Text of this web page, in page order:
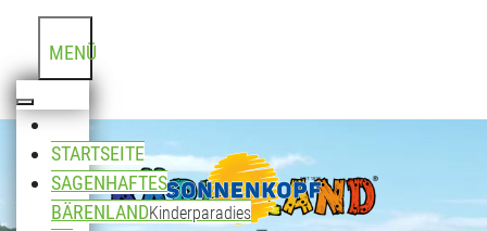
MENÜ
STARTSEITE
SAGENHAFTES
BÄRENLANDKinderparadies